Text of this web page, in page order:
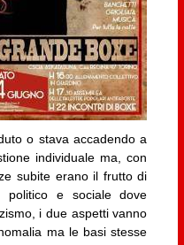
o stava accadendo a
individuale ma, con
subite erano il frutto di
e sociale dove
i due aspetti vanno
ma le basi stesse